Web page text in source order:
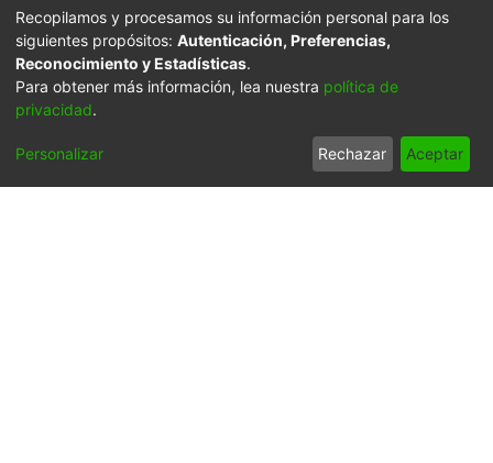
s. n., s. n. & s. n. (1970). Anteriormente los táxis
parqueaban en la plaza frente al Edificio Los Portales
& 603297. BUGA: Biblioteca Departamental Jorge
Garces Borrero.
https://audiovisuales.icesi.edu.co/handle/123456789/3
Recopilamos y procesamos su información personal para los
siguientes propósitos: Autenticación, Preferencias,
Reconocimiento y Estadísticas.
Para obtener más información, lea nuestra política de
privacidad.
Personalizar Rechazar Aceptar